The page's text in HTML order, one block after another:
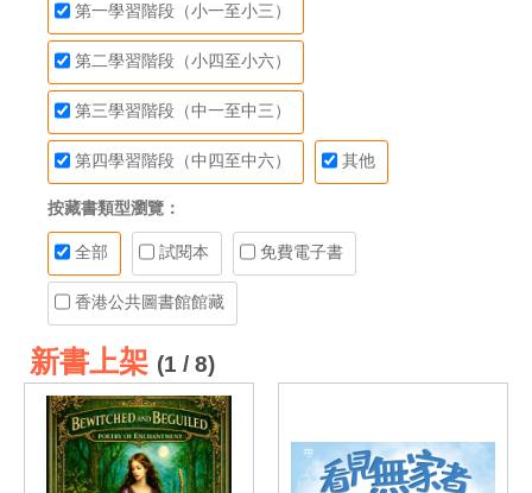
第一學習階段（小一至小三）
第二學習階段（小四至小六）
第三學習階段（中一至中三）
第四學習階段（中四至中六） 其他
按藏書類型瀏覽：
全部 試閱本 免費電子書
香港公共圖書館館藏
新書上架 (1 / 8)